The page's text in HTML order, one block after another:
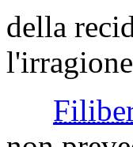
della